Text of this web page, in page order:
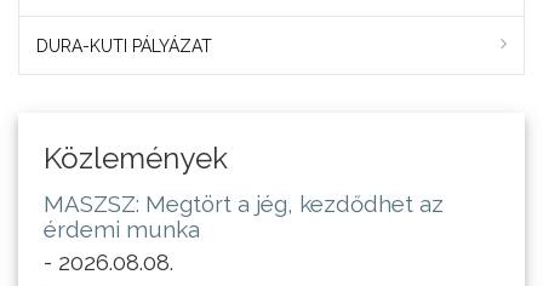
DURA-KUTI PÁLYÁZAT
Közlemények
MASZSZ: Megtört a jég, kezdődhet az
érdemi munka
- 2026.08.08.